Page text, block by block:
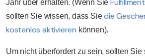
Jahr über erhalten. (Wenn Sie
sollten Sie wissen, dass Siedie
kostenlos aktivieren können).
Um nicht überfordert zu sein, sollten